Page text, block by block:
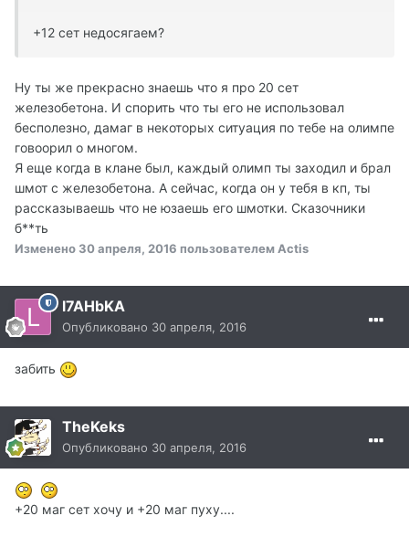
+12 сет недосягаем?
Ну ты же прекрасно знаешь что я про 20 сет
железобетона. И спорить что ты его не использовал
бесполезно, дамаг в некоторых ситуация по тебе на олимпе
говоорил о многом.
Я еще когда в клане был, каждый олимп ты заходил и брал
шмот с железобетона. А сейчас, когда он у тебя в кп, ты
рассказываешь что не юзаешь его шмотки. Сказочники
б**ть
Изменено 30 апреля, 2016 пользователем Actis
l7AHbKA
Опубликовано 30 апреля, 2016
забить
TheKeks
Опубликовано 30 апреля, 2016
+20 маг сет хочу и +20 маг пуху....